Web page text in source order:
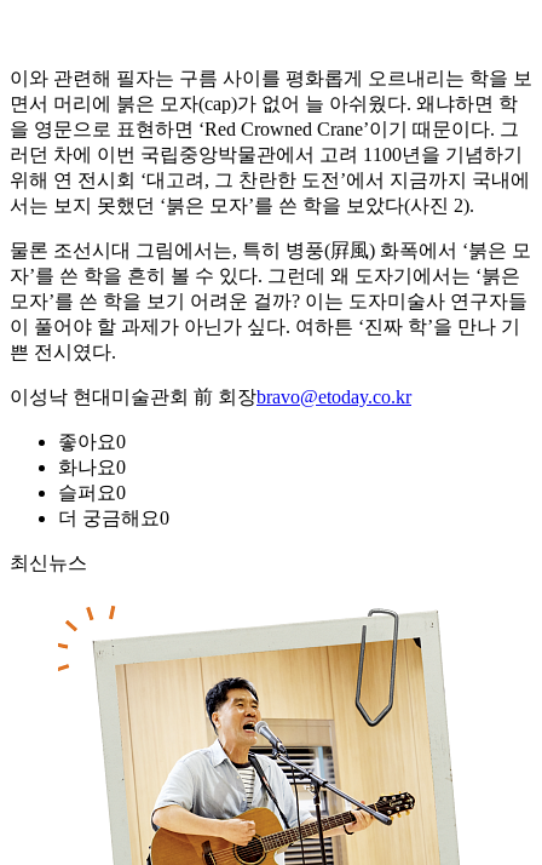
이와 관련해 필자는 구름 사이를 평화롭게 오르내리는 학을 보
면서 머리에 붉은 모자(cap)가 없어 늘 아쉬웠다. 왜냐하면 학
을 영문으로 표현하면 ‘Red Crowned Crane’이기 때문이다. 그
러던 차에 이번 국립중앙박물관에서 고려 1100년을 기념하기
위해 연 전시회 ‘대고려, 그 찬란한 도전’에서 지금까지 국내에
서는 보지 못했던 ‘붉은 모자’를 쓴 학을 보았다(사진 2).
물론 조선시대 그림에서는, 특히 병풍(屛風) 화폭에서 ‘붉은 모
자’를 쓴 학을 흔히 볼 수 있다. 그런데 왜 도자기에서는 ‘붉은
모자’를 쓴 학을 보기 어려운 걸까? 이는 도자미술사 연구자들
이 풀어야 할 과제가 아닌가 싶다. 여하튼 ‘진짜 학’을 만나 기
쁜 전시였다.
이성낙 현대미술관회 前 회장bravo@etoday.co.kr
좋아요0
화나요0
슬퍼요0
더 궁금해요0
최신뉴스